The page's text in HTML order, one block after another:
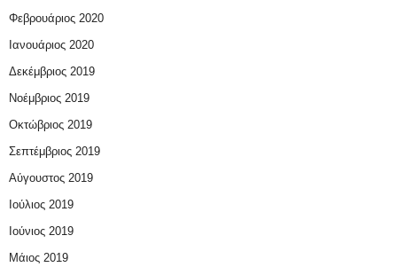
Φεβρουάριος 2020
Ιανουάριος 2020
Δεκέμβριος 2019
Νοέμβριος 2019
Οκτώβριος 2019
Σεπτέμβριος 2019
Αύγουστος 2019
Ιούλιος 2019
Ιούνιος 2019
Μάιος 2019